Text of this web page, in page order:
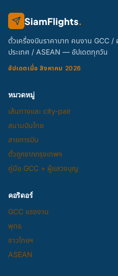
SiamFlights.
ตั๋วเครื่องบินราคาบาท คนงาน GCC
ประเทศ / ASEAN — อัปเดตทุกวัน
อัปเดตเมื่อ สิงหาคม 2026
หมวดหมู่
เส้นทางและ city-pair
สนามบินไทย
สายการบิน
ตั๋วถูกจากกรุงเทพฯ
คู่มือ GCC + ผู้แสวงบุญ
คอริดอร์
GCC แรงงาน
พุทธ
ชาวไทยฯ
ASEAN